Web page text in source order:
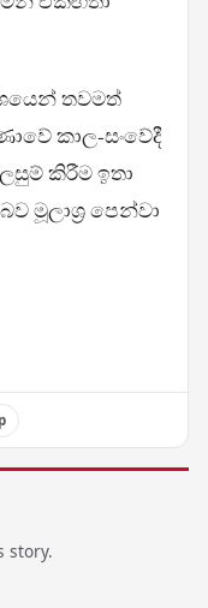
තවමත්
කාල-සංවේදී
කිරීම ඉතා
මූලාශ්‍ර පෙන්වා
story.